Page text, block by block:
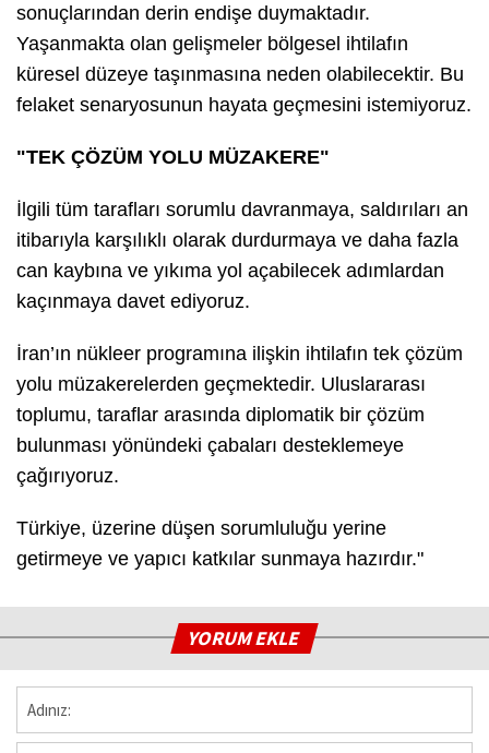
sonuçlarından derin endişe duymaktadır.
Yaşanmakta olan gelişmeler bölgesel ihtilafın
küresel düzeye taşınmasına neden olabilecektir. Bu
felaket senaryosunun hayata geçmesini istemiyoruz.
"TEK ÇÖZÜM YOLU MÜZAKERE"
İlgili tüm tarafları sorumlu davranmaya, saldırıları an
itibarıyla karşılıklı olarak durdurmaya ve daha fazla
can kaybına ve yıkıma yol açabilecek adımlardan
kaçınmaya davet ediyoruz.
İran’ın nükleer programına ilişkin ihtilafın tek çözüm
yolu müzakerelerden geçmektedir. Uluslararası
toplumu, taraflar arasında diplomatik bir çözüm
bulunması yönündeki çabaları desteklemeye
çağırıyoruz.
Türkiye, üzerine düşen sorumluluğu yerine
getirmeye ve yapıcı katkılar sunmaya hazırdır."
YORUM EKLE